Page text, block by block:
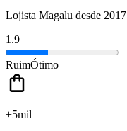
Lojista Magalu desde 2017
1.9
RuimÓtimo
+5mil